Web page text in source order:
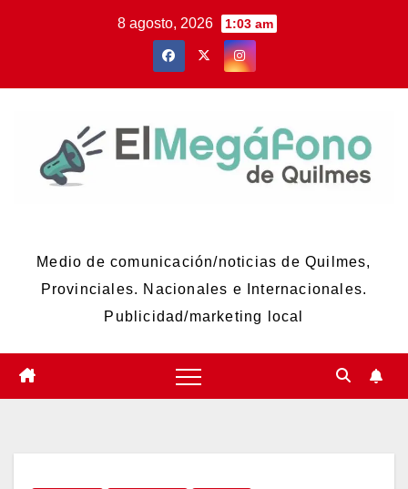
8 agosto, 2026 1:03 am
Medio de comunicación/noticias de Quilmes,
Provinciales. Nacionales e Internacionales.
Publicidad/marketing local